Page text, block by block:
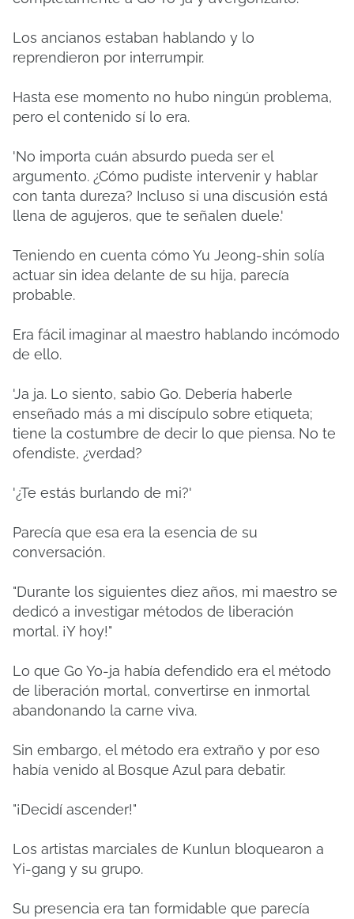
Los ancianos estaban hablando y lo
reprendieron por interrumpir.
Hasta ese momento no hubo ningún problema,
pero el contenido sí lo era.
'No importa cuán absurdo pueda ser el
argumento. ¿Cómo pudiste intervenir y hablar
con tanta dureza? Incluso si una discusión está
llena de agujeros, que te señalen duele.'
Teniendo en cuenta cómo Yu Jeong-shin solía
actuar sin idea delante de su hija, parecía
probable.
Era fácil imaginar al maestro hablando incómodo
de ello.
'Ja ja. Lo siento, sabio Go. Debería haberle
enseñado más a mi discípulo sobre etiqueta;
tiene la costumbre de decir lo que piensa. No te
ofendiste, ¿verdad?
'¿Te estás burlando de mi?'
Parecía que esa era la esencia de su
conversación.
"Durante los siguientes diez años, mi maestro se
dedicó a investigar métodos de liberación
mortal. ¡Y hoy!"
Lo que Go Yo-ja había defendido era el método
de liberación mortal, convertirse en inmortal
abandonando la carne viva.
Sin embargo, el método era extraño y por eso
había venido al Bosque Azul para debatir.
"¡Decidí ascender!"
Los artistas marciales de Kunlun bloquearon a
Yi-gang y su grupo.
Su presencia era tan formidable que parecía